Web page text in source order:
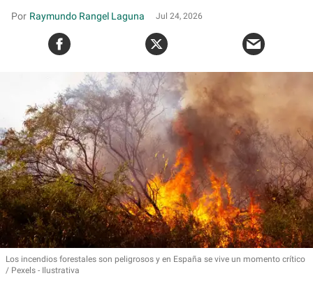
Raymundo Rangel Laguna Jul 24, 2026
Los incendios forestales son peligrosos y en España se vive un momento crítico
Pexels - Ilustrativa